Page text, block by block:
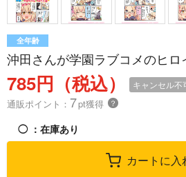
全年齢
沖田さんが学園ラブコメのヒロ
785円（税込） キャンセル不
通販ポイント： 7pt獲得 ？
◯ ：在庫あり
カートに入